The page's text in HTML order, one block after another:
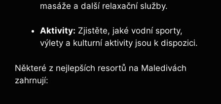
masáže a další relaxační služby.
Aktivity: Zjistěte, jaké vodní sporty,
výlety a kulturní aktivity jsou k dispozici.
Některé z nejlepších resortů na Maledivách
zahrnují: